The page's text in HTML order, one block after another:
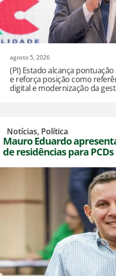
agosto 5, 2026
(PI) Estado alcança
e reforça posição como
digital e modernização da
Notícias, Política
Mauro Eduardo
de residências para PCDs